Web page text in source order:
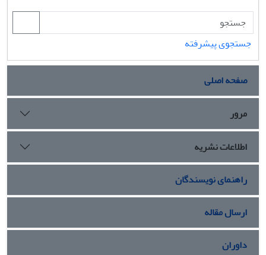
جستجوی پیشرفته
صفحه اصلی
مرور
اطلاعات نشریه
راهنمای نویسندگان
ارسال مقاله
داوران